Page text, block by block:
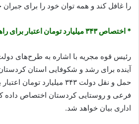
را غافل کند و همه توان خود را برای
* اختصاص ۳۴۳ میلیارد تومان اعتبار برای راه‎های روستایی کردستان
رئیس قوه مجریه با اشاره به طرح‌های
آینده برای رشد و شکوفایی استان
حمل و نقل دولت ۳۴۳ میلیارد
فرعی و روستایی کردستان اختصاص داده
اداری بیان خواهد شد.